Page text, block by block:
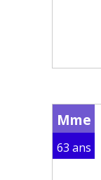
Mme
63 ans